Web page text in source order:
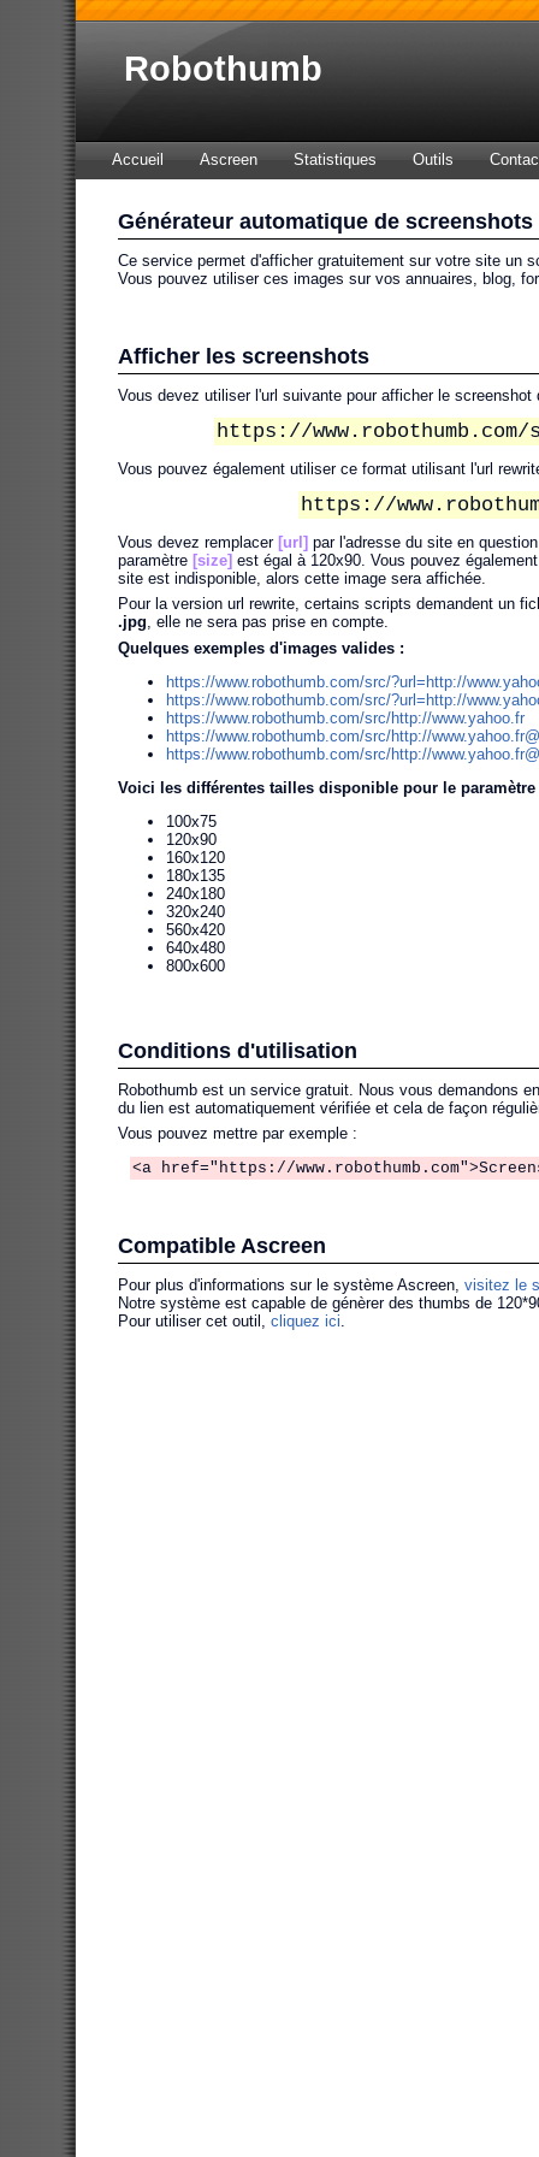
Robothumb
Accueil Ascreen Statistiques Outils
Générateur automatique de screenshots
Ce service permet d'afficher gratuitement sur votre site un
Vous pouvez utiliser ces images sur vos annuaires, blog,
Afficher les screenshots
Vous devez utiliser l'url suivante pour afficher le screenshot
https://
Vous pouvez également utiliser ce format utilisant l'url
https://
Vous devez remplacer [url]par l'adresse du site en
paramètre [size]est égal à 120x90. Vous pouvez
site est indisponible, alors cette image sera affichée.
Pour la version url rewrite, certains scripts demandent un
.jpg, elle ne sera pas prise en compte.
Quelques exemples d'images valides :
https://www.robothumb.com/src/?url=http://
https://www.robothumb.com/src/?url=http://
https://www.robothumb.com/src/http://www.yahoo.fr
https://www.robothumb.com/src/http://
https://www.robothumb.com/src/http://
Voici les différentes tailles disponible pour le paramètre
100x75
120x90
160x120
180x135
240x180
320x240
560x420
640x480
800x600
Conditions d'utilisation
Robothumb est un service gratuit. Nous vous demandons
du lien est automatiquement vérifiée et cela de façon
Vous pouvez mettre par exemple :
<a href="https://
Compatible Ascreen
Pour plus d'informations sur le système Ascreen, visitez le
Notre système est capable de génèrer des thumbs de
Pour utiliser cet outil, cliquez ici